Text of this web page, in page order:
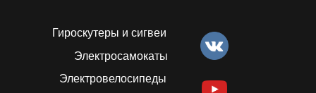
Гироскутеры и сигвеи
Электросамокаты
Электровелосипеды